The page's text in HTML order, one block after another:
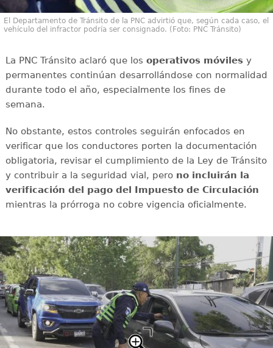
El Departamento de Tránsito de la PNC advirtió que, según cada caso, el
vehículo del infractor podría ser consignado. (Foto: PNC Tránsito)
La PNC Tránsito aclaró que los operativos móvilesy
permanentes continúan desarrollándose con normalidad
durante todo el año, especialmente los fines de
semana.
No obstante, estos controles seguirán enfocados en
verificar que los conductores porten la documentación
obligatoria, revisar el cumplimiento de la Ley de Tránsito
y contribuir a la seguridad vial, pero no incluirán la
verificación del pago del Impuesto de Circulación
mientras la prórroga no cobre vigencia oficialmente.